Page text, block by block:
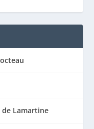
de Lamartine